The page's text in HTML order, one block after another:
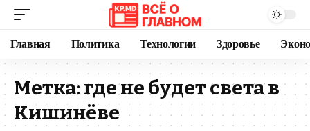
Главная Политика Технологии Здоровье
Метка: где не будет света в
Кишинёве